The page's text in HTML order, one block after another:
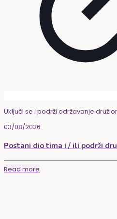
Uključi se i podrži održavanje
03/08/2026
Postani dio tima i / ili podrži
Read more